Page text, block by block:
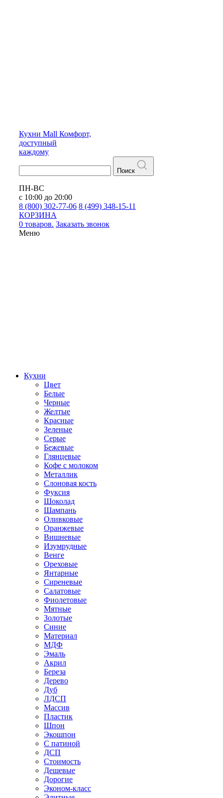
Кухни Mall Комфорт,
доступный
каждому
Поиск
ПН-ВС
с 10:00 до 20:00
8 (800) 302-77-06 8 (499) 348-15-11
КОРЗИНА
0 товаров. Заказать звонок
Меню
Кухни
Цвет
Белые
Черные
Желтые
Красные
Зеленые
Серые
Бежевые
Глянцевые
Кофе с молоком
Металлик
Слоновая кость
Фуксия
Шоколад
Шампань
Оливковые
Оранжевые
Вишневые
Изумрудные
Венге
Ореховые
Янтарные
Сиреневые
Салатовые
Фиолетовые
Мятные
Золотые
Синие
Материал
МДФ
Эмаль
Акрил
Береза
Дерево
Дуб
ЛДСП
Массив
Пластик
Шпон
Экошпон
С патиной
ДСП
Стоимость
Дешевые
Дорогие
Эконом-класс